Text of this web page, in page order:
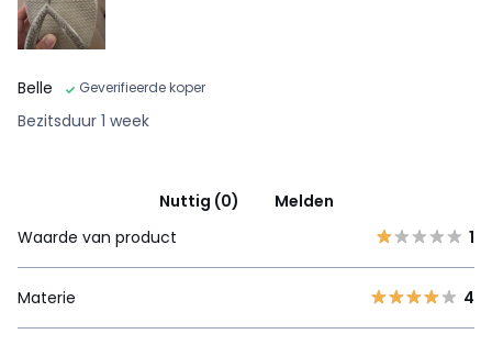
Belle Geverifieerde koper
Bezitsduur 1 week
Nuttig (0)
Melden
Waarde van product
1
Materie 4